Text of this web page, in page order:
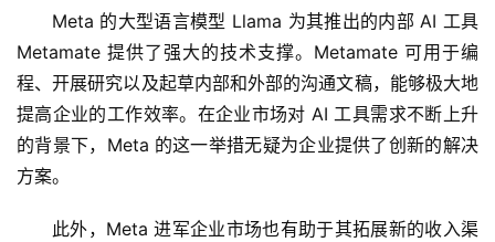
Meta 的大型语言模型 Llama 为其推出的内部 AI 工具
Metamate 提供了强大的技术支撑。Metamate 可用于编
程、开展研究以及起草内部和外部的沟通文稿，能够极大地
提高企业的工作效率。在企业市场对 AI 工具需求不断上升
的背景下，Meta 的这一举措无疑为企业提供了创新的解决
方案。
此外，Meta 进军企业市场也有助于其拓展新的收入渠